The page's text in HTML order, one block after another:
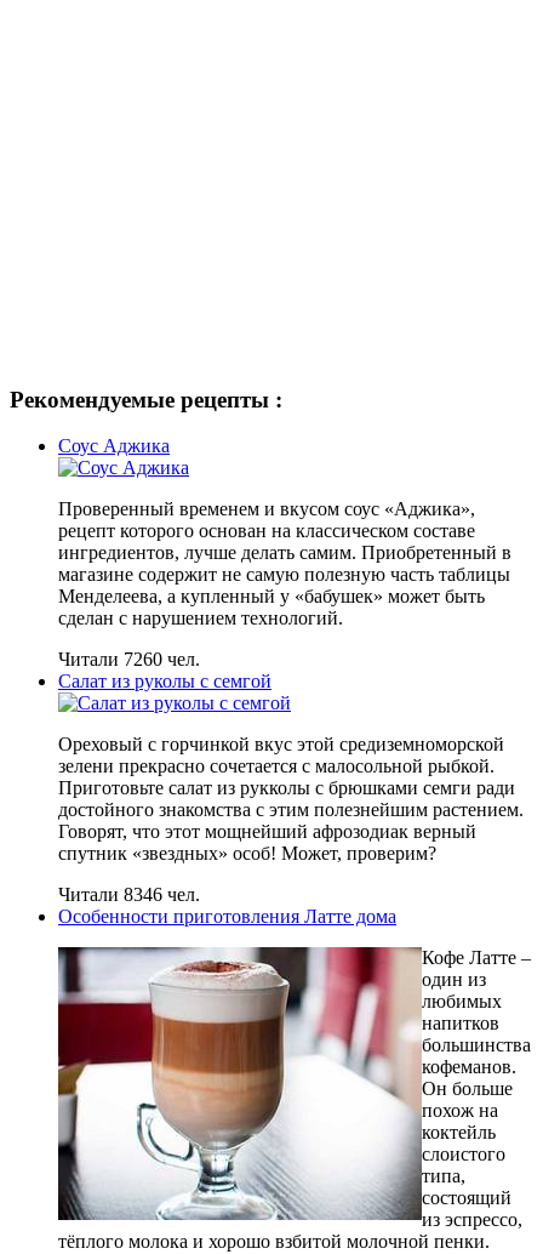
Рекомендуемые рецепты :
Соус Аджика
Проверенный временем и вкусом соус «Аджика»,
рецепт которого основан на классическом составе
ингредиентов, лучше делать самим. Приобретенный в
магазине содержит не самую полезную часть таблицы
Менделеева, а купленный у «бабушек» может быть
сделан с нарушением технологий.
Читали 7260 чел.
Салат из руколы с семгой
Ореховый с горчинкой вкус этой средиземноморской
зелени прекрасно сочетается с малосольной рыбкой.
Приготовьте салат из рукколы с брюшками семги ради
достойного знакомства с этим полезнейшим растением.
Говорят, что этот мощнейший афрозодиак верный
спутник «звездных» особ! Может, проверим?
Читали 8346 чел.
Особенности приготовления Латте дома
Кофе Латте –
один из
любимых
напитков
большинства
кофеманов.
Он больше
похож на
коктейль
слоистого
типа,
состоящий
из эспрессо,
тёплого молока и хорошо взбитой молочной пенки.